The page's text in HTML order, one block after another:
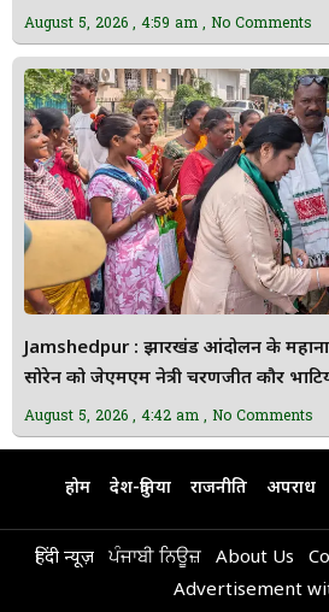
August 5, 2026 4:59 am No Comments
Jamshedpur : झारखंड आंदोलन के
सोरेन को जेएमएम नेत्री चरणजीत कौर
August 5, 2026 4:42 am No Comments
होम देश-दुनिया राजनीति अपराध
हिंदी न्यूज़ ਪੰਜਾਬੀ ਨਿਊਜ਼ About Us
Advertisement